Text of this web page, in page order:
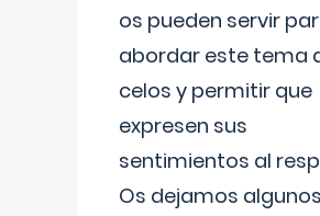
os pueden servir
abordar este tema
celos y permitir que
expresen sus
sentimientos al
Os dejamos algunos